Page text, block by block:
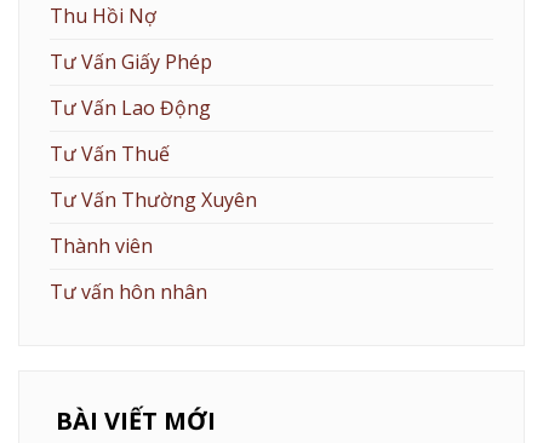
Thu Hồi Nợ
Tư Vấn Giấy Phép
Tư Vấn Lao Động
Tư Vấn Thuế
Tư Vấn Thường Xuyên
Thành viên
Tư vấn hôn nhân
BÀI VIẾT MỚI